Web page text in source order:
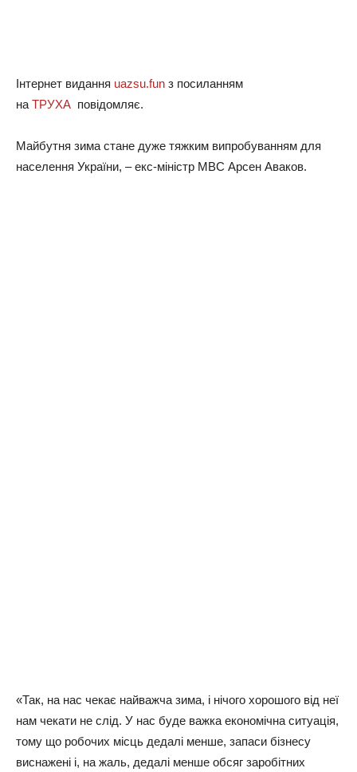
Інтернет видання uazsu.fun з посиланням
на ТРУХА повідомляє.
Майбутня зима стане дуже тяжким випробуванням для
населення України, – екс-міністр МВС Арсен Аваков.
«Так, на нас чекає найважча зима, і нічого хорошого від неї
нам чекати не слід. У нас буде важка економічна ситуація,
тому що робочих місць дедалі менше, запаси бізнесу
виснажені і, на жаль, дедалі менше обсяг заробітних